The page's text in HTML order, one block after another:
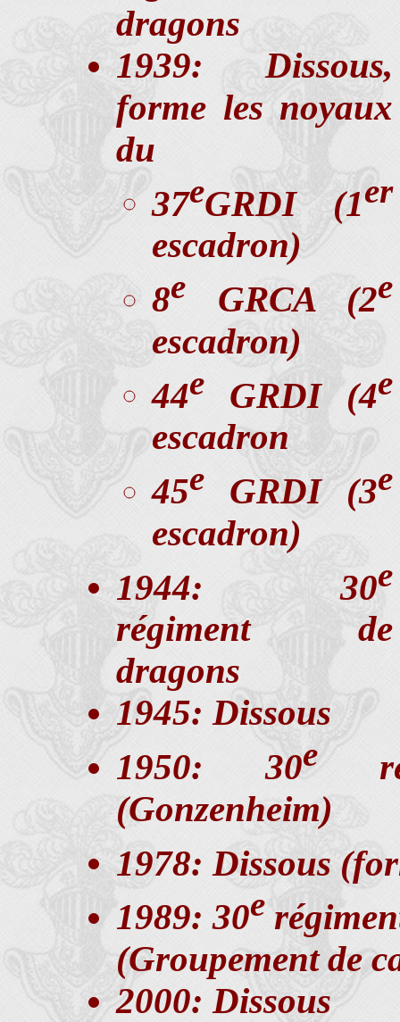
dragons
1939: Dissous,
forme les noyaux
du
37eGRDI (1er
escadron)
8e GRCA (2e
escadron)
44e GRDI (4e
escadron
45e GRDI (3e
escadron)
1944: 30e
régiment de
dragons
1945: Dissous
1950: 30e
(Gonzenheim)
1978: Dissous
1989: 30e
(Groupement de
2000: Dissous